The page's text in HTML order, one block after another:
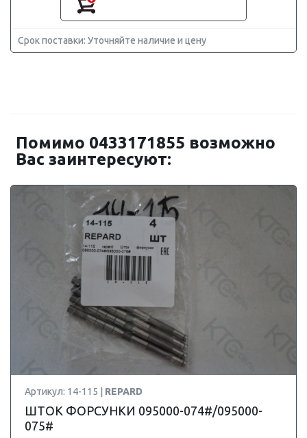
Срок поставки: Уточняйте наличие и цену
Помимо 0433171855 возможно
Вас заинтересуют:
Артикул: 14-115 | REPARD
ШТОК ФОРСУНКИ 095000-074#/095000-
075#